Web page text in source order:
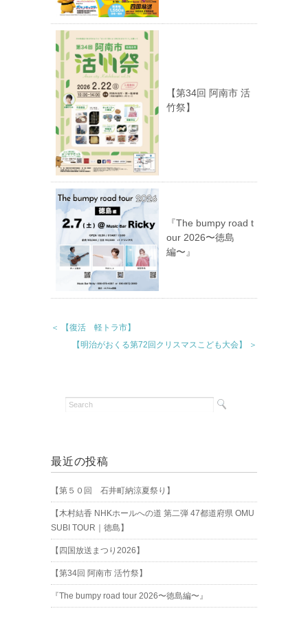
【第34回 阿南市 活
竹祭】
『The bumpy road t
our 2026〜徳島
編〜』
＜ 【復活 軽トラ市】
【明治がおくる第72回クリスマスこども大会】 ＞
最近の投稿
【第５０回 石井町納涼夏祭り】
【木村結香 NHKホールへの道 第二弾 47都道府県 OMU
SUBI TOUR｜徳島】
【四国放送まつり2026】
【第34回 阿南市 活竹祭】
『The bumpy road tour 2026〜徳島編〜』